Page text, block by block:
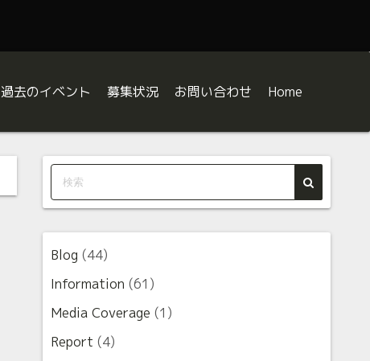
中の人の課題曲解説
ジャズの合図（サイン） 〜“お約束”を知ればジャズはもっと面
ジャズでよくある”なんで？”
過去のイベント
八王子JAZZ DAY 八王子JAZZ DAY2025
八王子JAZZ DAY2024
八王子JAZZ DAY2023
八王子JAZZ DAY2021
Workshop
募集状況
八王子JAZZ DAY2026出演者募集
ボランティア募集
BE A SUPPORTER
お問い合わせ Home
Blog (44)
Information (61)
Media Coverage (1)
Report (4)